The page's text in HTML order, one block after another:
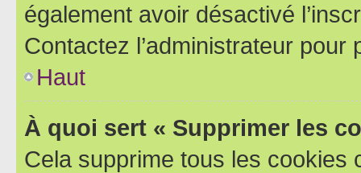
également avoir désactivé
Contactez l’administrateur
Haut
À quoi sert « Supprimer les
Cela supprime tous les cookies